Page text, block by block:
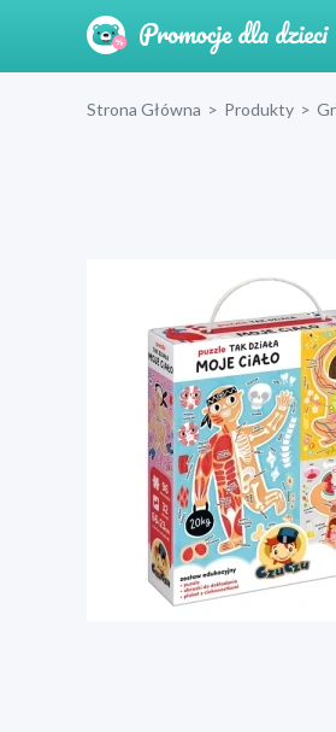
Strona Główna > Produkty >